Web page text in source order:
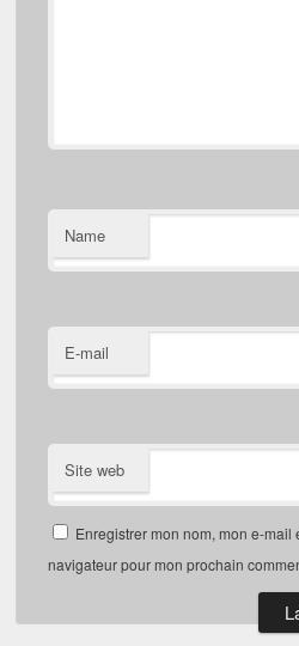
Name
E-mail
Site web
Enregistrer mon nom, mon e-mail
navigateur pour mon prochain